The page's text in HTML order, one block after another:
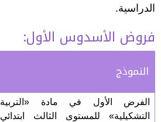
الدراسية.
فروض الأسدوس الأول:
النموذج
الفرض الأول في مادة «التربية
التشكيلية» للمستوى الثالث ابتدائي